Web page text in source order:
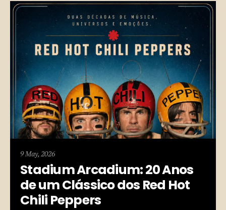
9 May, 2026
Stadium Arcadium: 20 Anos
de um Clássico dos Red Hot
Chili Peppers